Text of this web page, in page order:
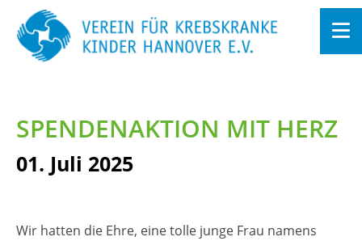
sprin­
gen
SPEN­DEN­AK­TI­ON MIT HERZ
01. Juli 2025
Wir hat­ten die Ehre, eine tolle junge Frau na­mens